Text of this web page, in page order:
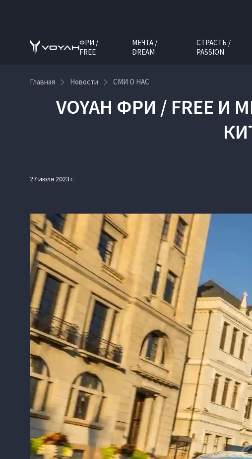
ФРИ /
FREE
МЕЧТА /
DREAM
СТРАСТЬ /
PASSION
Главная Новости СМИ О НАС
VOYAH ФРИ / FREE
27 июля 2023 г.